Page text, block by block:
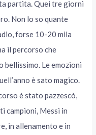
partita. Quei tre giorni
Non lo so quante
forse 10-20 mila
il percorso che
Le emozioni
è sato magico.
è stato pazzescò,
campioni, Messi in
in allenamento e in